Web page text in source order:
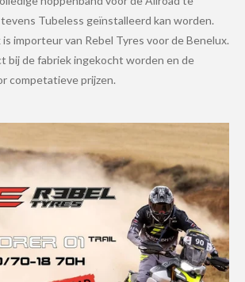
Tubeless geïnstalleerd kan worden.
importeur van Rebel Tyres voor de Benelux.
bij de fabriek ingekocht worden en de
competatieve prijzen.